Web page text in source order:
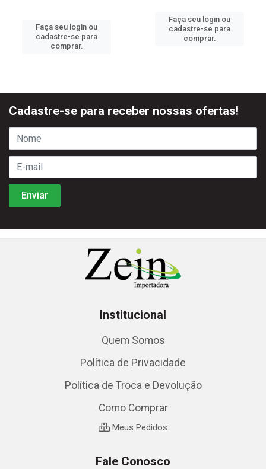
Faça seu login ou
cadastre-se para
comprar.
Faça seu login ou
cadastre-se para
comprar.
Cadastre-se para receber nossas ofertas!
Institucional
Quem Somos
Política de Privacidade
Política de Troca e Devolução
Como Comprar
Meus Pedidos
Fale Conosco